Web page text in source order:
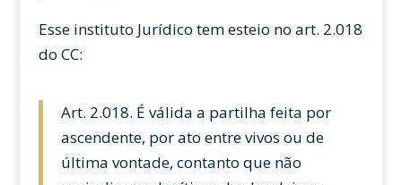
Esse instituto Jurídico tem esteio no art. 2.018
do CC:
Art. 2.018. É válida a partilha feita por
ascendente, por ato entre vivos ou de
última vontade, contanto que não